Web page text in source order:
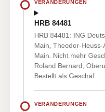
VERÄNDERUNGEN
HRB 84481
HRB 84481: ING
Main, Theodor-
Main. Nicht mehr
Roland Bernard,
Bestellt als Geschäf…
VERÄNDERUNGEN